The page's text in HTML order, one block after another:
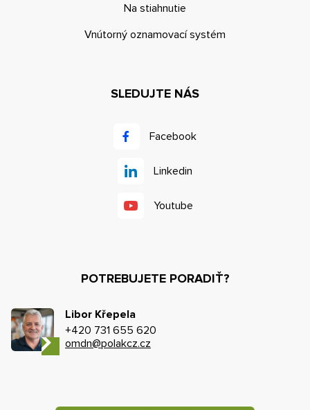
Na stiahnutie
Vnútorný oznamovací systém
SLEDUJTE NÁS
Facebook
Linkedin
Youtube
POTREBUJETE PORADIŤ?
Libor Křepela
+420 731 655 620
omdn@polakcz.cz